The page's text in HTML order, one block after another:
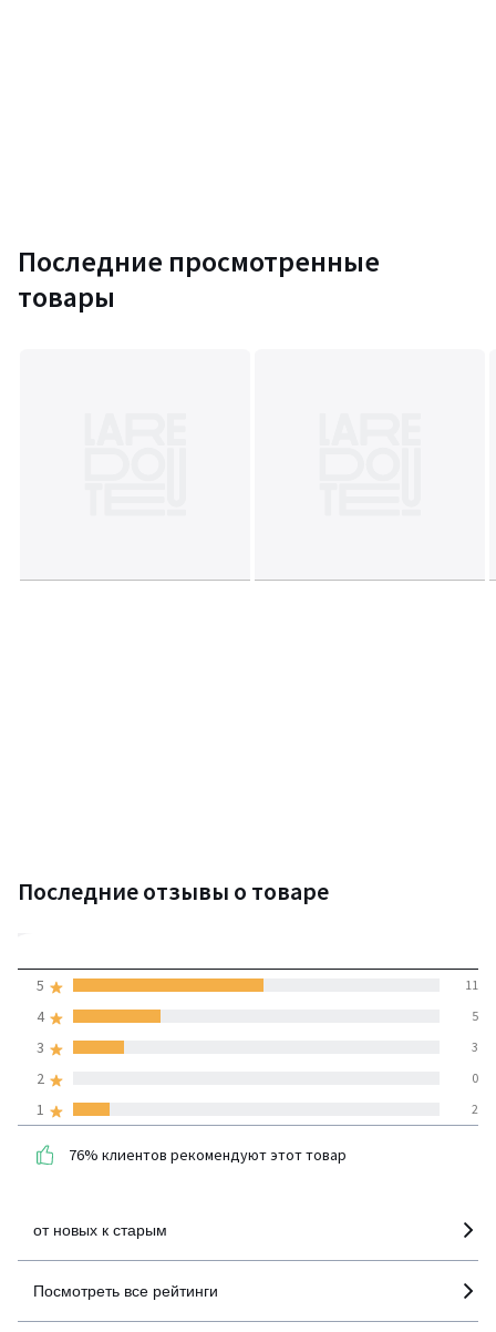
Последние просмотренные
товары
Последние отзывы о товаре
детализация
1 2
2 0
3 3
4 5
5 11
76% клиентов рекомендуют этот товар
от новых к старым
Посмотреть все рейтинги